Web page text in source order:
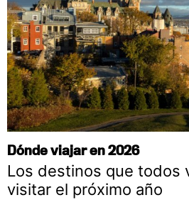
Dónde viajar en 2026
Los destinos que todos
visitar el próximo año